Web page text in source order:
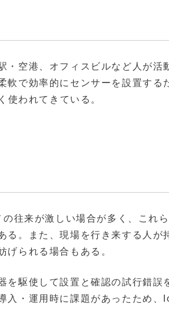
・空港、オフィスビルなど人が活
軟で効率的にセンサーを設置する
われてきている。
往来が激しい場合が多く、これ
。また、現場を行き来する人が
られる場合もある。
駆使して設置と確認の試行錯誤
・運用時に課題があったため、